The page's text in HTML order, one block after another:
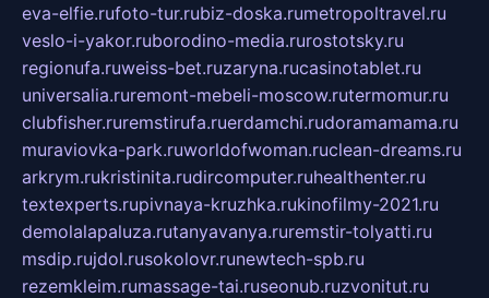
eva-elfie.rufoto-tur.rubiz-doska.rumetropoltravel.ru
veslo-i-yakor.ruborodino-media.rurostotsky.ru
regionufa.ruweiss-bet.ruzaryna.rucasinotablet.ru
universalia.ruremont-mebeli-moscow.rutermomur.ru
clubfisher.ruremstirufa.ruerdamchi.rudoramamama.ru
muraviovka-park.ruworldofwoman.ruclean-dreams.ru
arkrym.rukristinita.rudircomputer.ruhealthenter.ru
textexperts.rupivnaya-kruzhka.rukinofilmy-2021.ru
demolalapaluza.rutanyavanya.ruremstir-tolyatti.ru
msdip.rujdol.rusokolovr.runewtech-spb.ru
rezemkleim.rumassage-tai.ruseonub.ruzvonitut.ru